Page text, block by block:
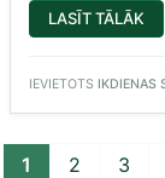
LASĪT TĀLĀK
IEVIETOTS IKDIENAS
1 2 3